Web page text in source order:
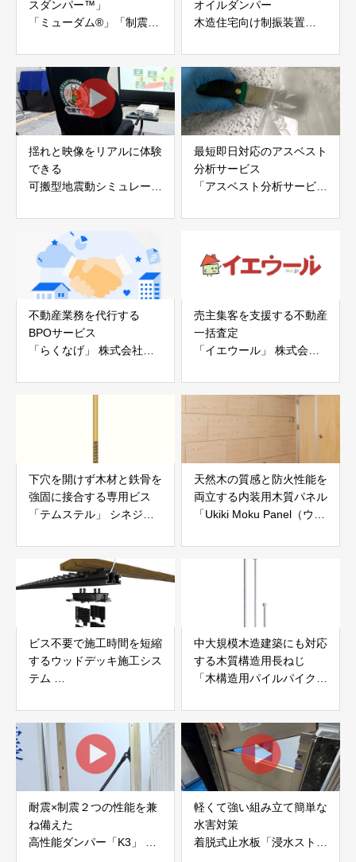
スダンパー™」
「ミューダム®」「制震テ
アイディールブレーン株式
会社
オイルダンパー
木造住宅向け制振装置
株式会社evoltz
揺れと映像をリアルに体験
できる
可搬型地震動シミュレータ
白山工業株式会社
最短即日対応のアスベスト
分析サービス
「アスベスト分析サービ
不動産業務を代行する
BPOサービス
「らくなげ」 株式会社い
売主集客を支援する不動産
一括査定
「イエウール」 株式会社
下穴を開けず木材と鉄骨を
強固に接合する専用ビス
「テムステル」 シネジッ
天然木の質感と防火性能を
両立する内装用木質パネル
「Ukiki Moku Panel（ウキ
社サンパテック
ビス不要で施工時間を短縮
するウッドデッキ施工シス
テム
JAPAN
中大規模木造建築にも対応
する木質構造用長ねじ
「木構造用パイルパイクビ
耐震×制震２つの性能を兼
ね備えた
高性能ダンパー「K3」 富
軽くて強い組み立て簡単な
水害対策
着脱式止水板「浸水ストッ